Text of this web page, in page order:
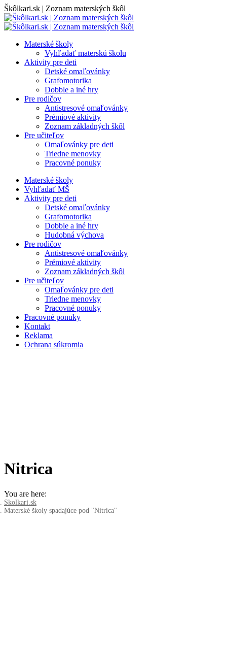
Skip
to
content
Škôlkari.sk | Zoznam materských škôl
Materské školy
Vyhľadať materskú školu
Aktivity pre deti
Detské omaľovánky
Grafomotorika
Dobble a iné hry
Pre rodičov
Antistresové omaľovánky
Prémiové aktivity
Zoznam základných škôl
Pre učiteľov
Omaľovánky pre deti
Triedne menovky
Pracovné ponuky
Materské školy
Vyhľadať MŠ
Aktivity pre deti
Detské omaľovánky
Grafomotorika
Dobble a iné hry
Hudobná výchova
Pre rodičov
Antistresové omaľovánky
Prémiové aktivity
Zoznam základných škôl
Pre učiteľov
Omaľovánky pre deti
Triedne menovky
Pracovné ponuky
Pracovné ponuky
Kontakt
Reklama
Ochrana súkromia
Nitrica
You are here:
Skolkari.sk
Materské školy spadajúce pod "Nitrica"